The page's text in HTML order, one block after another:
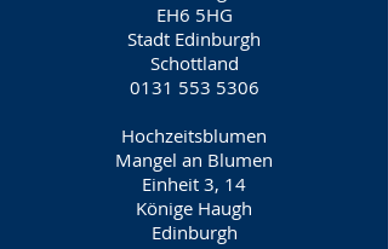
EH6 5HG
Stadt Edinburgh
Schottland
0131 553 5306
Hochzeitsblumen
Mangel an Blumen
Einheit 3, 14
Könige Haugh
Edinburgh